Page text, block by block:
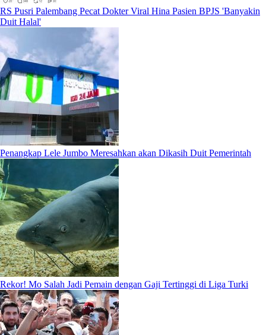
RS Pusri Palembang Pecat Dokter Viral Hina Pasien BPJS 'Banyakin
Duit Halal'
Penangkap Lele Jumbo Meresahkan akan Dikasih Duit Pemerintah
Rekor! Mo Salah Jadi Pemain dengan Gaji Tertinggi di Liga Turki